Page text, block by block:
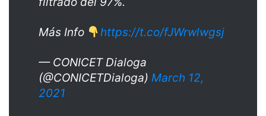
Más Info https://t.co/fJWrwlwgsj
— CONICET Dialoga
(@CONICETDialoga) March 12,
2021